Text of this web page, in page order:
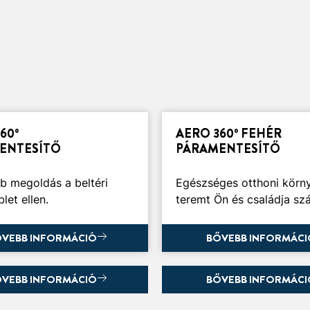
TANÁCS A PÁRA
a pára és néhány
olvasásA PÁRA ÉS NEM
HATÁSAINAK
4 módszer a
megoldás a beltéri
ellen.
INFORMÁCIÓ
AERO 360º FEHÉR
PÁRAMENTESÍTŐ
Egészséges otthoni
teremt Ön és családja
BŐVEBB
INFORMÁCIÓ
AERO 360°
BŐVEBB